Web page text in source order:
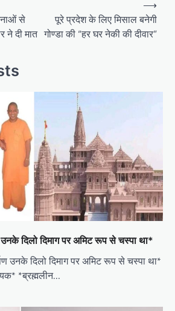
से
ने दी मात
पूरे प्रदेश के लिए मिसाल बनेगी
गोण्डा की “हर घर नेकी की दीवार”
⟶
उनके दिलो दिमाग पर अमिट रूप से चस्पा था*
उनके दिलो दिमाग पर अमिट रूप से चस्पा था*
*ब्रह्मलीन…